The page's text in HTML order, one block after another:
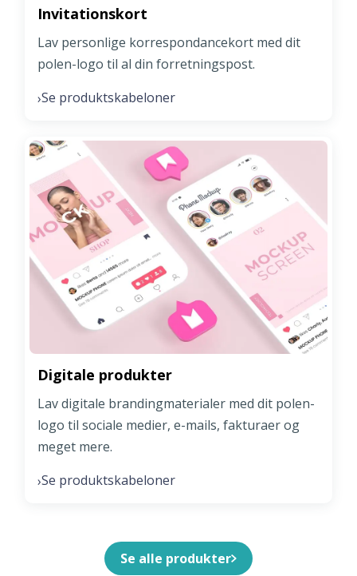
Invitationskort
Lav personlige korrespondancekort med dit
polen-logo til al din forretningspost.
›Se produktskabeloner
Digitale produkter
Lav digitale brandingmaterialer med dit polen-
logo til sociale medier, e-mails, fakturaer og
meget mere.
›Se produktskabeloner
Se alle produkter